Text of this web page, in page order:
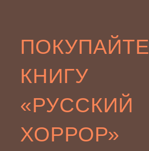
ПОКУПАЙТЕ
КНИГУ
«РУССКИЙ
ХОРРОР»